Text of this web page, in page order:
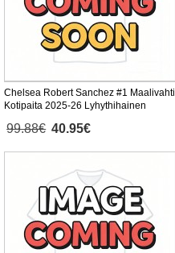
Chelsea Robert Sanchez #1 Maalivahti
Kotipaita 2025-26 Lyhythihainen
99.88€ 40.95€